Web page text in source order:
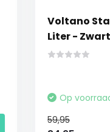
Voltano
Liter -
Op
59,95